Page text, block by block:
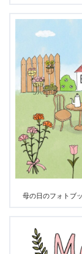
母の日のフォトブ